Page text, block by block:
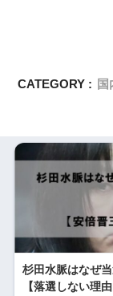
CATEGORY :
杉田水脈はなぜ
【落選しない理